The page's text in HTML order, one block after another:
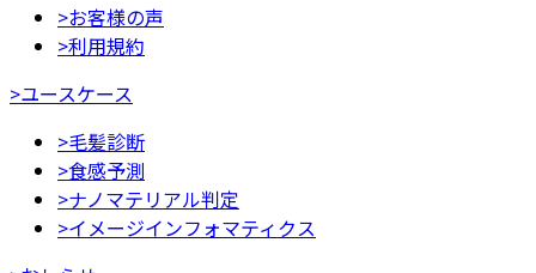
>お客様の声
>利用規約
>ユースケース
>毛髪診断
>食感予測
>ナノマテリアル判定
>イメージインフォマティクス